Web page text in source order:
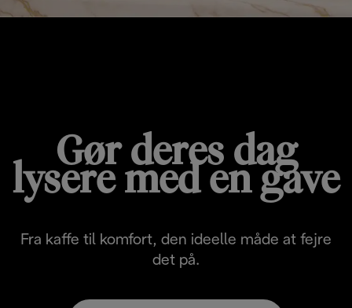
Gør deres dag
lysere med en gave
Fra kaffe til komfort, den ideelle måde at fejre
det på.